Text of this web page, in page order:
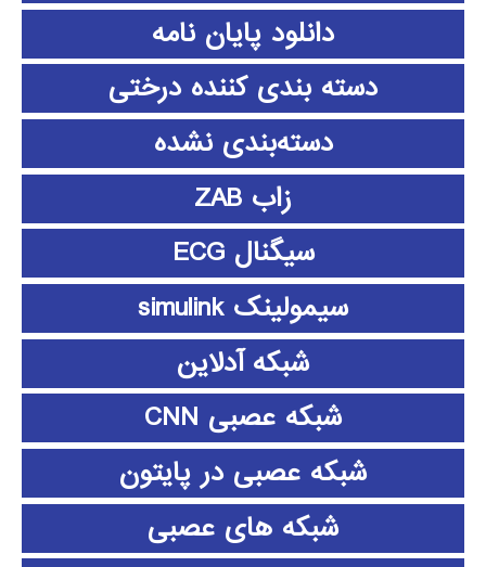
دانلود پايان نامه
دسته بندی کننده درختی
دسته‌بندی نشده
زاب ZAB
سیگنال ECG
سیمولینک simulink
شبکه آدلاین
شبکه عصبی CNN
شبکه عصبی در پایتون
شبکه های عصبی